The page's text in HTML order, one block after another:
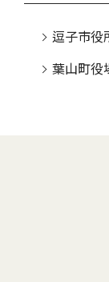
逗子市役
葉山町役